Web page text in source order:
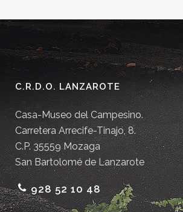
C.R.D.O. LANZAROTE
Casa-Museo del Campesino.
Carretera Arrecife-Tinajo, 8.
C.P. 35559 Mozaga
San Bartolomé de Lanzarote
928 52 10 48